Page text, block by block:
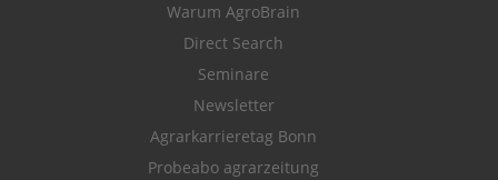
Warum AgroBrain
Direct Search
Seminare
Newsletter
Agrarkarrieretag Bonn
Probeabo agrarzeitung